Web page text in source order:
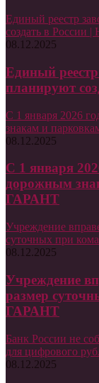
Единый реестр
создать в России
08.12.2025
Единый
планируют
С 1 января 2026
знакам и
08.12.2025
С 1 января
дорожным
ГАРАНТ
Учреждение
суточных при
08.12.2025
Учреждение
размер
ГАРАНТ
Банк России не
для цифрового
08.12.2025